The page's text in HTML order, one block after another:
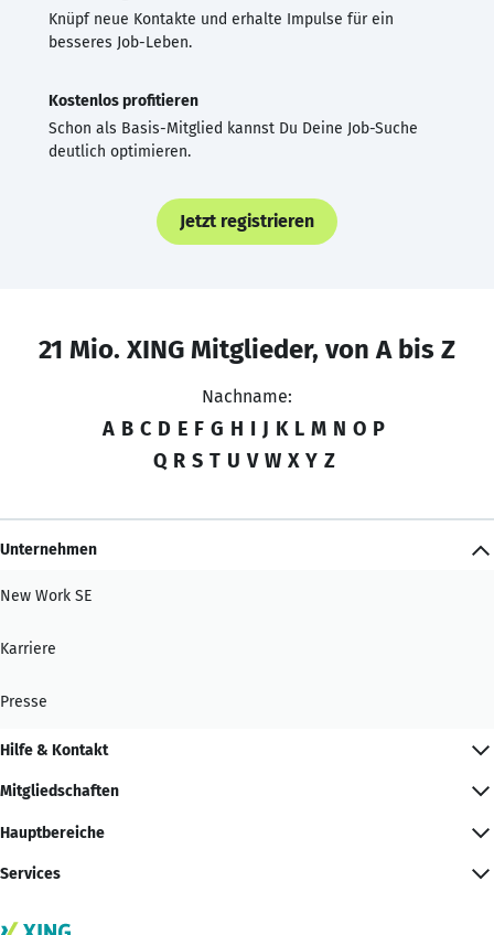
Knüpf neue Kontakte und erhalte Impulse für ein
besseres Job-Leben.
Kostenlos profitieren
Schon als Basis-Mitglied kannst Du Deine Job-Suche
deutlich optimieren.
Jetzt registrieren
21 Mio. XING Mitglieder, von A bis Z
Nachname:
A B C D E F G H I J K L M N O P
Q R S T U V W X Y Z
Unternehmen
New Work SE
Karriere
Presse
Hilfe & Kontakt
Mitgliedschaften
Hauptbereiche
Services